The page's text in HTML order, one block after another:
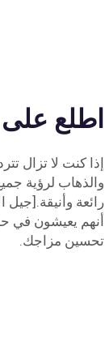
اطلع على
إذا كنت لا تزال
والذهاب لرؤية
أنهم يعيشون في
تحسين مزاجك.